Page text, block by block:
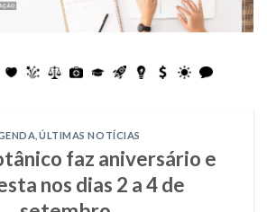
ÚLTIMAS NOTÍCIAS
faz aniversário e
nos dias 2 a 4 de